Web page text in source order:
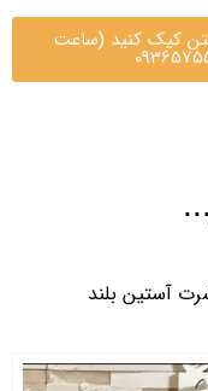
کیک کنید (ساعت
آستین بلند